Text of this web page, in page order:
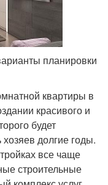
планировки
квартиры в
красивого и
будет
хозяев долгие годы.
все чаще
строительные